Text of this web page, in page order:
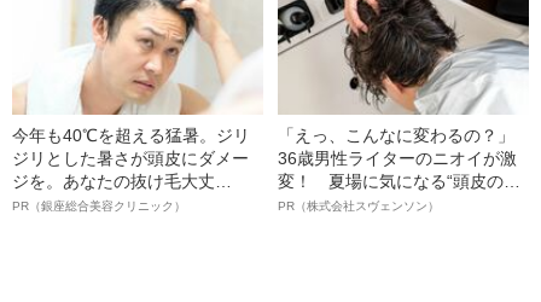
今年も40℃を超える猛暑。ジリ
ジリとした暑さが頭皮にダメー
ジを。あなたの抜け毛大丈
夫！？
PR（銀座総合美容クリニック）
「えっ、こんなに変わるの？」
36歳男性ライターのニオイが激
変！ 夏場に気になる“頭皮のニ
オイ”や“ベタつき”を解消す
PR（株式会社スヴェンソン）